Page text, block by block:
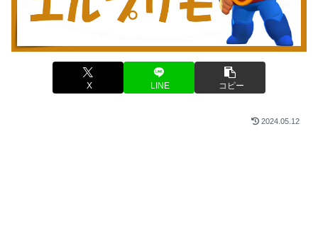
X LINE コピー
2024.05.12